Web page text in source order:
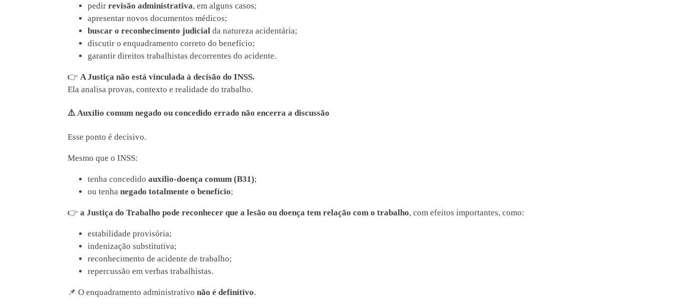
pedir revisão administrativa, em alguns casos;
apresentar novos documentos médicos;
buscar o reconhecimento judicial da natureza acidentária;
discutir o enquadramento correto do benefício;
garantir direitos trabalhistas decorrentes do acidente.
👉 A Justiça não está vinculada à decisão do INSS.
Ela analisa provas, contexto e realidade do trabalho.
⚠️Auxílio comum negado ou concedido errado não encerra a discussão
Esse ponto é decisivo.
Mesmo que o INSS:
tenha concedido auxílio-doença comum (B31);
ou tenha negado totalmente o benefício;
👉 a Justiça do Trabalho pode reconhecer que a lesão ou doença tem relação com o trabalho, com efeitos importantes, como:
estabilidade provisória;
indenização substitutiva;
reconhecimento de acidente de trabalho;
repercussão em verbas trabalhistas.
📌 O enquadramento administrativo não é definitivo.